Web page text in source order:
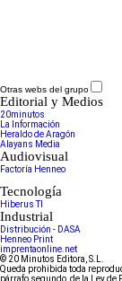
Otras webs del grupo
Editorial y Medios
20minutos
La Información
Heraldo de Aragón
Alayans Media
Audiovisual
Factoría Henneo
Tecnología
Hiberus TI
Industrial
Distribución - DASA
Henneo Print
imprentaonline.net
© 20 Minutos Editora, S.L.
Queda prohibida toda
párrafo segundo, de la Ley